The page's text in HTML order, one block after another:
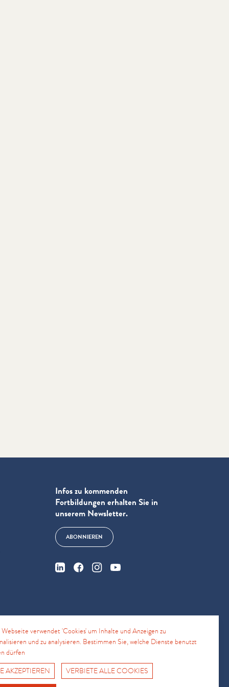
Fro No
Infos zu kommenden
Fortbildungen erhalten Sie in
unserem Newsletter.
ABONNIEREN
Webseite verwendet 'Cookies' um Inhalte und Anzeigen zu
und zu analysieren. Bestimmen Sie, welche Dienste benutzt
dürfen
AKZEPTIEREN
VERBIETE ALLE COOKIES